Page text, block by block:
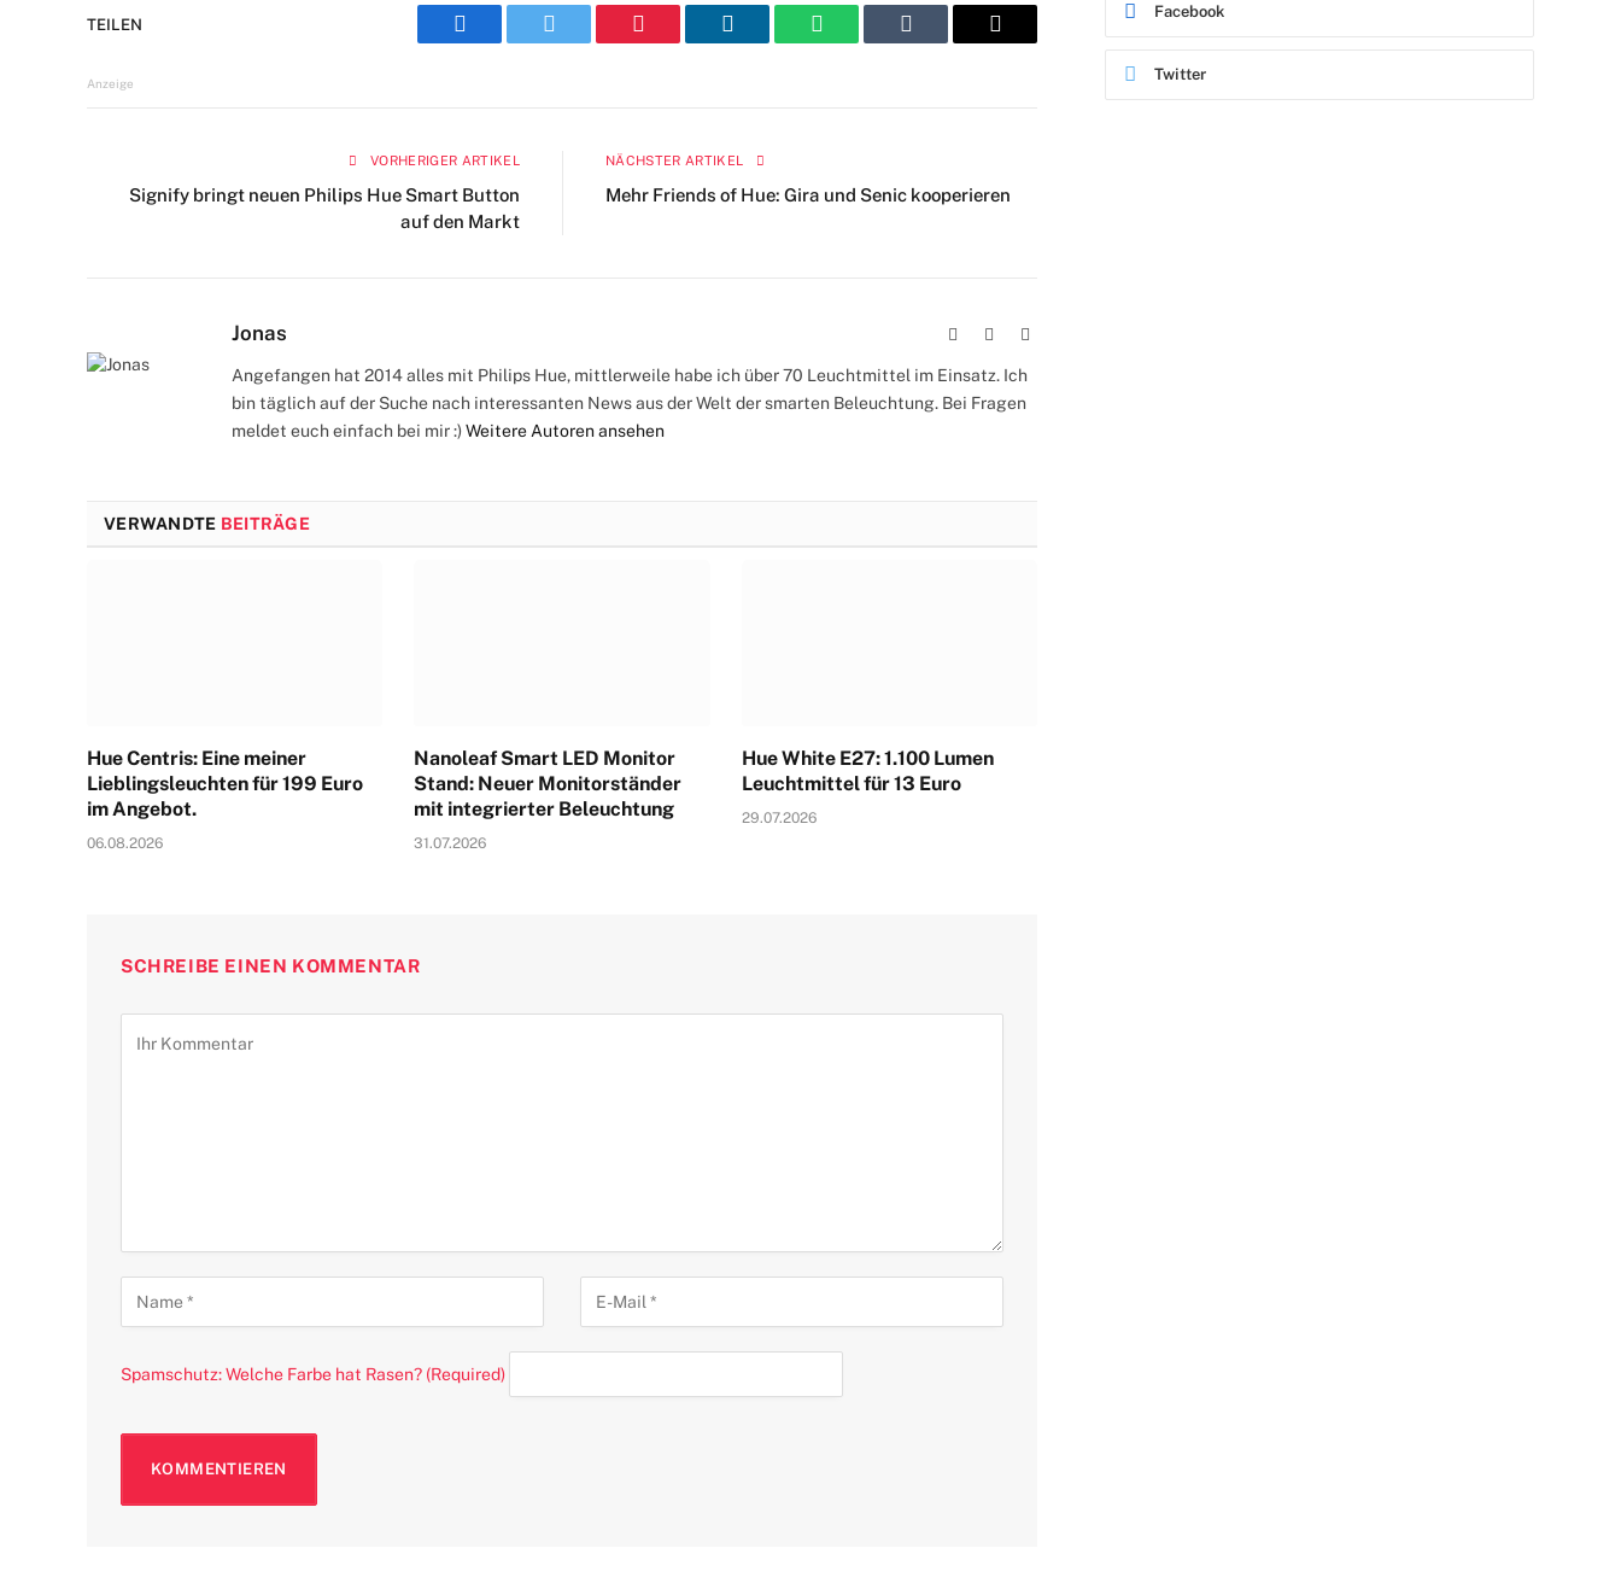
TEILEN
Facebook Twitter Pinterest LinkedIn WhatsAppTumblr
E-
Anzeige
VORHERIGER ARTIKEL
Signify bringt neuen Philips Hue Smart Button
auf den Markt
NÄCHSTER ARTIKEL
Mehr Friends of Hue: Gira und Senic kooperieren
Jonas WebseiteFacebook
Angefangen hat 2014 alles mit Philips Hue, mittlerweile habe ich über 70 Leuchtmittel im Einsatz. Ich
bin täglich auf der Suche nach interessanten News aus der Welt der smarten Beleuchtung. Bei Fragen
meldet euch einfach bei mir :)Weitere Autoren ansehen
VERWANDTE BEITRÄGE
Hue Centris: Eine meiner
Lieblingsleuchten für 199 Euro
im Angebot.
06.08.2026
Nanoleaf Smart LED Monitor
Stand: Neuer Monitorständer
mit integrierter Beleuchtung
31.07.2026
Hue White E27: 1.100 Lumen
Leuchtmittel für 13 Euro
29.07.2026
SCHREIBE EINEN KOMMENTAR
Spamschutz: Welche Farbe hat Rasen? (Required)
Facebook
Twitter